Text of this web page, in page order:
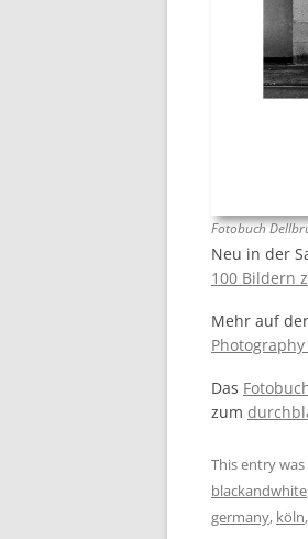
Fotobuch
Neu in der
100 Bildern
Mehr auf der
Das
zum
This entry
blackandwhite
germany, köln,